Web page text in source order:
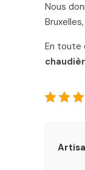
Nous
En toute